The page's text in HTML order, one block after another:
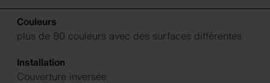
Couleurs
plus de 80 couleurs avec des surfaces différentes
Installation
Couverture inversée